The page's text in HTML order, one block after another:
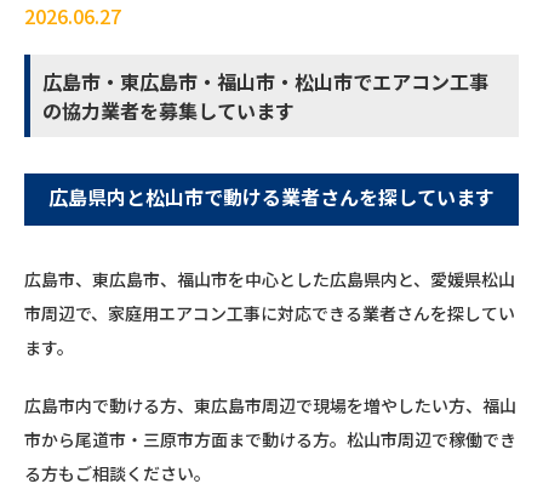
2026.06.27
広島市・東広島市・福山市・松山市でエアコン工事
の協力業者を募集しています
広島県内と松山市で動ける業者さんを探しています
広島市、東広島市、福山市を中心とした広島県内と、愛媛県松山
市周辺で、家庭用エアコン工事に対応できる業者さんを探してい
ます。
広島市内で動ける方、東広島市周辺で現場を増やしたい方、福山
市から尾道市・三原市方面まで動ける方。松山市周辺で稼働でき
る方もご相談ください。